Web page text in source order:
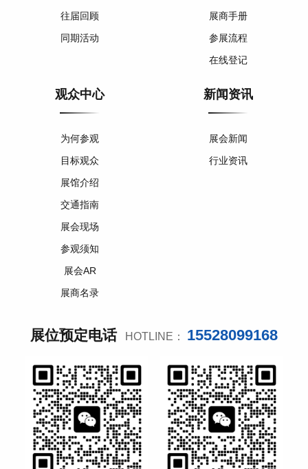
往届回顾
同期活动
展商手册
参展流程
在线登记
观众中心
为何参观
目标观众
展馆介绍
交通指南
展会现场
参观须知
展会AR
展商名录
新闻资讯
展会新闻
行业资讯
展位预定电话 HOTLINE： 15528099168